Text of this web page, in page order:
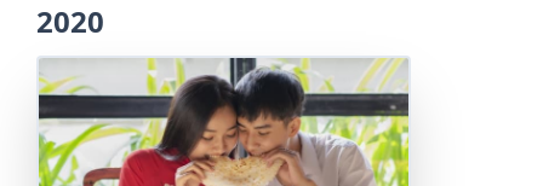
2020